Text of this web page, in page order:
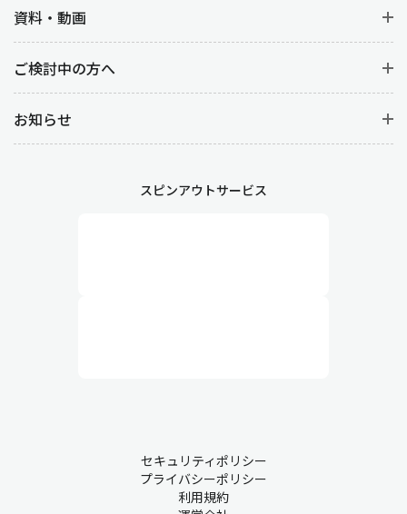
資料・動画
ご検討中の方へ
お知らせ
スピンアウトサービス
セキュリティポリシー
プライバシーポリシー
利用規約